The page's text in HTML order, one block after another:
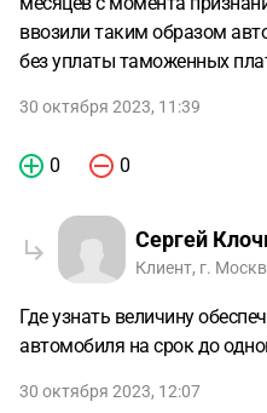
ввозили таким образом
без уплаты таможенных
30 октября 2023, 11:39
0 0
Сергей
Клиент, г.
Где узнать величину
автомобиля на срок до
30 октября 2023, 12:07